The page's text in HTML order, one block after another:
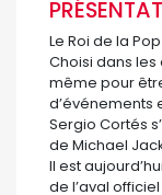
Le Roi de la
Choisi dans
même pour
d’événements
Sergio Cortés
de Michael
Il est
de l’aval